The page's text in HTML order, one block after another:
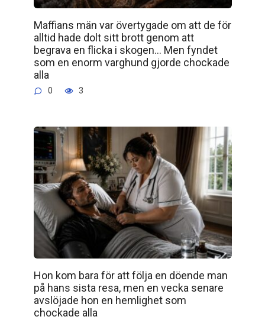
Maffians män var övertygade om att de för
alltid hade dolt sitt brott genom att
begrava en flicka i skogen… Men fyndet
som en enorm varghund gjorde chockade
alla
0 3
Hon kom bara för att följa en döende man
på hans sista resa, men en vecka senare
avslöjade hon en hemlighet som
chockade alla